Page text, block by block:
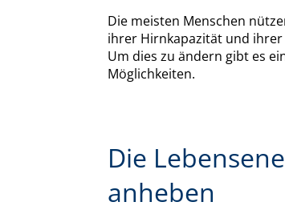
Die meisten Menschen
ihrer Hirnkapazität und ihrer
Um dies zu ändern gibt es
Möglichkeiten.
Die
anheben